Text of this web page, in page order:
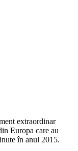
extraordinar
Europa care au
în anul 2015.